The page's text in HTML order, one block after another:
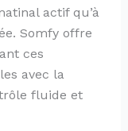
actif qu’à
Somfy offre
ces
avec la
fluide et